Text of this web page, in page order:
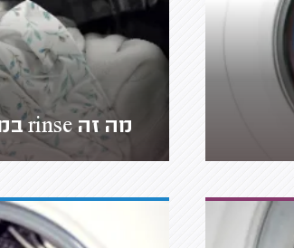
מה זה rinse במכונת כביסה?